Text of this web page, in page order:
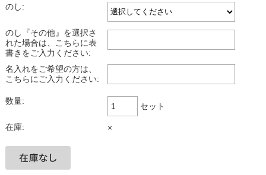
のし:
のし『その他』を選択さ
れた場合は、こちらに表
書きをご入力ください:
名入れをご希望の方は、
こちらにご入力ください:
数量:
セット
在庫: ×